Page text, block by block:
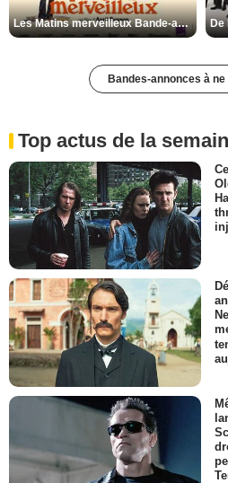
Les Matins merveilleux Bande-annonce VF
Bandes-annonces à
Top actus de la